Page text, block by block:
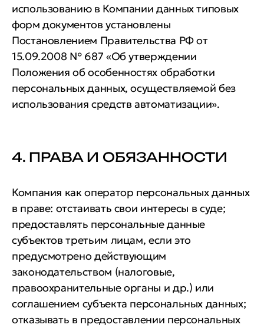
использованию в Компании данных типовых
форм документов установлены
Постановлением Правительства РФ от
15.09.2008 № 687 «Об утверждении
Положения об особенностях обработки
персональных данных, осуществляемой без
использования средств автоматизации».
4. ПРАВА И ОБЯЗАННОСТИ
Компания как оператор персональных данных
в праве: отстаивать свои интересы в суде;
предоставлять персональные данные
субъектов третьим лицам, если это
предусмотрено действующим
законодательством (налоговые,
правоохранительные органы и др.) или
соглашением субъекта персональных данных;
отказывать в предоставлении персональных